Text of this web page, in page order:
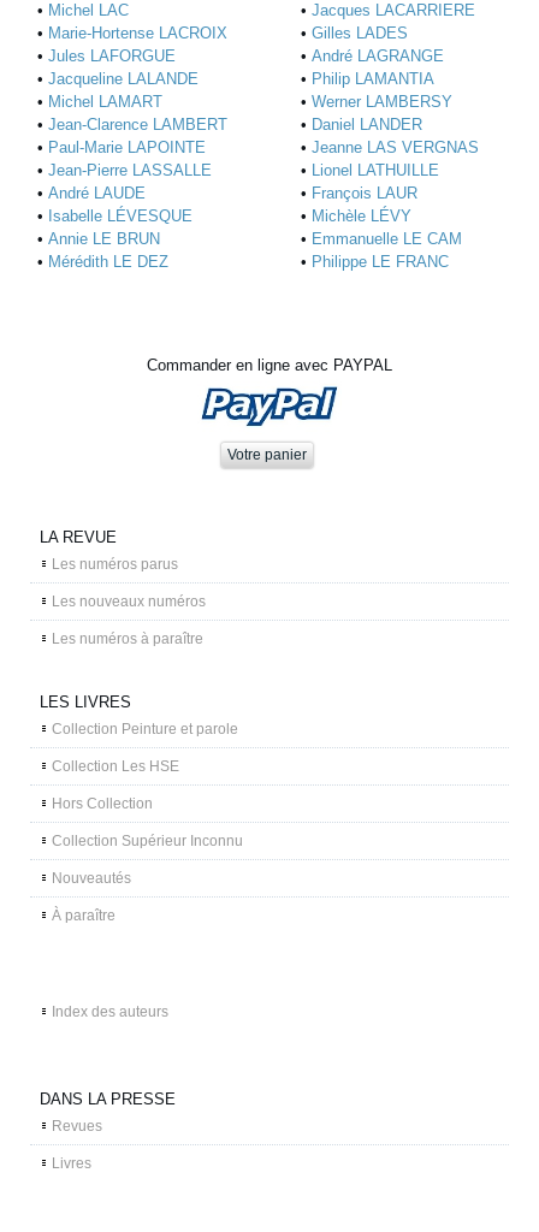
• Michel LAC •Jacques LACARRIERE
• Marie-Hortense LACROIX •Gilles LADES
•Jules LAFORGUE •André LAGRANGE
•Jacqueline LALANDE • Philip LAMANTIA
• Michel LAMART •Werner LAMBERSY
•Jean-Clarence LAMBERT • Daniel LANDER
• Paul-Marie LAPOINTE •Jeanne LAS VERGNAS
•Jean-Pierre LASSALLE • Lionel LATHUILLE
•André LAUDE • François LAUR
• Isabelle LÉVESQUE • Michèle LÉVY
•Annie LE BRUN • Emmanuelle LE CAM
• Mérédith LE DEZ • Philippe LE FRANC
Commander en ligne avec PAYPAL
LA REVUE
Les numéros parus
Les nouveaux numéros
Les numéros à paraître
LES LIVRES
Collection Peinture et parole
Collection Les HSE
Hors Collection
Collection Supérieur Inconnu
Nouveautés
À paraître
Index des auteurs
DANS LA PRESSE
Revues
Livres